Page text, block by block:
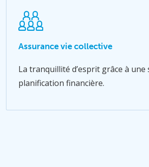
Assurance vie collective
La tranquillité d’esprit grâce à une
planification financière.